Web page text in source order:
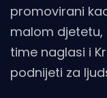
promovirani
malom djetetu,
time naglasi i
podnijeti za